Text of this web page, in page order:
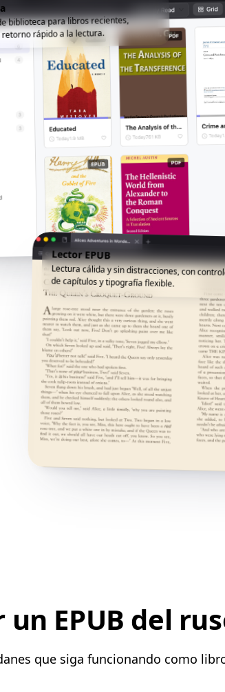
biblioteca para libros recientes,
rápido a la lectura.
Lector EPUB
Lectura cálida y sin distracciones, con
de capítulos y tipografía flexible.
EPUB del
que siga funcionando como